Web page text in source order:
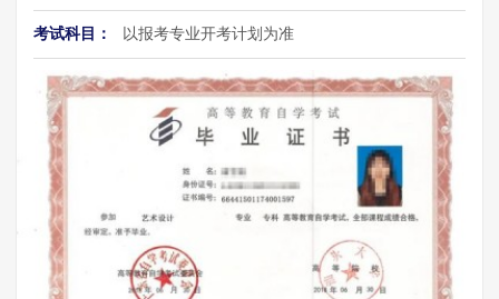
考试科目： 以报考专业开考计划为准